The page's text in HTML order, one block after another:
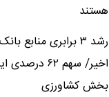
هستند
اخیر/ سهم
بخش کشاورزی